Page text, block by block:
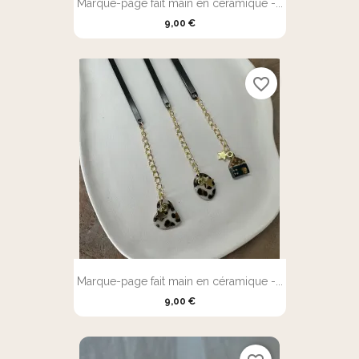
Marque-page fait main en céramique -...
9,00 €
Marque-page fait main en céramique -...
9,00 €
favorite_border